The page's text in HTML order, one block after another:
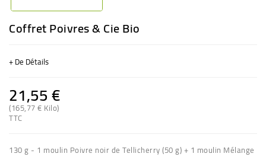
Coffret Poivres & Cie Bio
+ De Détails
21,55 €
(165,77 € Kilo)
TTC
130 g - 1 moulin Poivre noir de Tellicherry (50 g) + 1 moulin Mélange